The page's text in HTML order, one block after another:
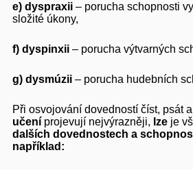
e) dyspraxii – porucha schopnosti
složité úkony,
f) dyspinxii – porucha výtvarných
g) dysmúzii – porucha hudebních
Při osvojování dovedností číst, psát
učení projevují nejvýrazněji, lze je
dalších dovednostech a
například: